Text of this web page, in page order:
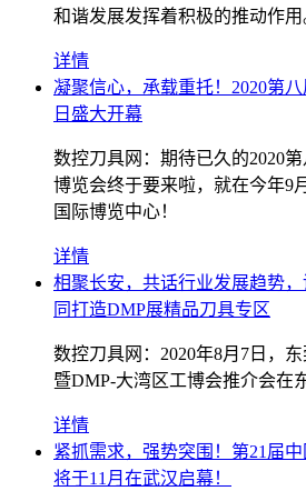
和谐发展发挥着积极的推动作用
详情
凝聚信心，承载重托！2020第
日盛大开幕
数控刀具网：期待已久的2020
博览会终于要来啦，就在今年9
国际博览中心！
详情
相聚长安，共话行业发展趋势
同打造DMP展精品刀具专区
数控刀具网：2020年8月7日，
暨DMP-大湾区工博会推介会在
详情
紧抓需求，强势突围！第21届
将于11月在武汉启幕！